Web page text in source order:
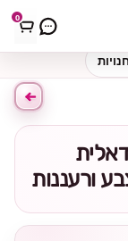
0
חנויות
ורעננות